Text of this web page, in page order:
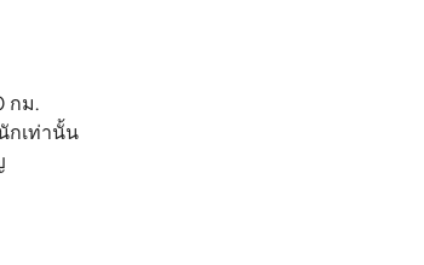
กม.
กเท่านั้น